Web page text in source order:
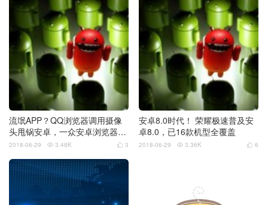
流氓APP？QQ浏览器调用摄像
头甩锅安卓，一众安卓浏览器笑
而不语。
 3
2018-06-29  3.48K
安卓8.0时代！ 荣耀极速普及安
卓8.0，已16款机型全覆盖
 6
2018-06-29  3.36K